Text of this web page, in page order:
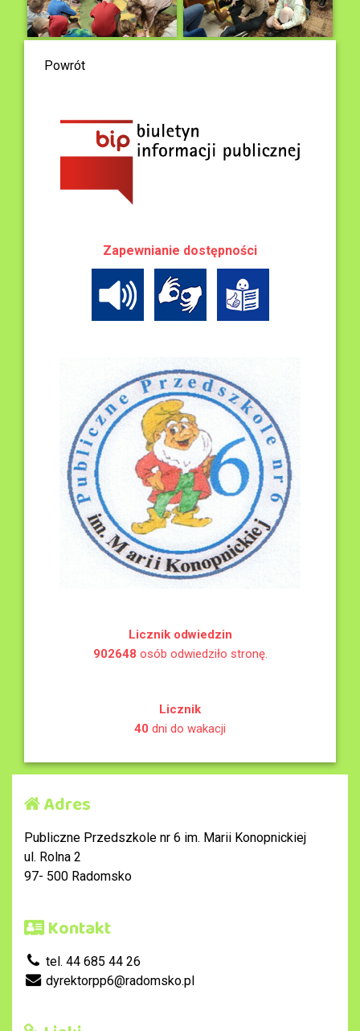
Powrót
Zapewnianie dostępności
Licznik odwiedzin
902648 osób odwiedziło stronę.
Licznik
40 dni do wakacji
Adres
Publiczne Przedszkole nr 6 im. Marii Konopnickiej
ul. Rolna 2
97- 500 Radomsko
Kontakt
tel. 44 685 44 26
dyrektorpp6@radomsko.pl